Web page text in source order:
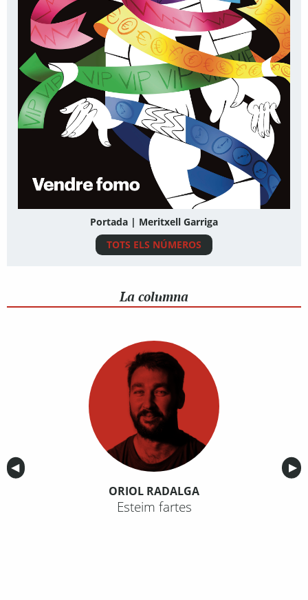
Portada | Meritxell Garriga
TOTS ELS NÚMEROS
La columna
Anterior
◀︎ ▶︎
ORIOL RADALGA
Esteim fartes